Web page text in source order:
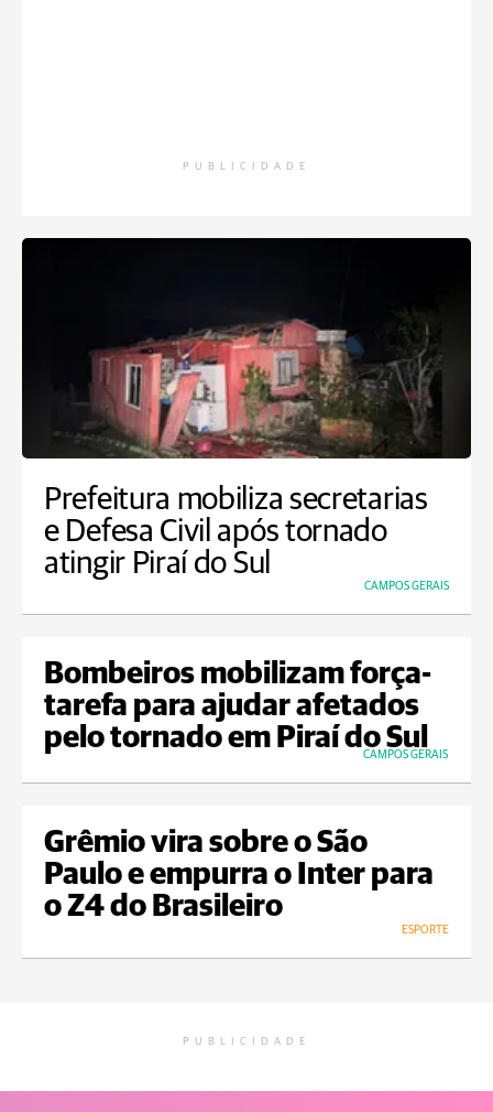
PUBLICIDADE
Prefeitura mobiliza secretarias
e Defesa Civil após tornado
atingir Piraí do Sul
CAMPOS GERAIS
Bombeiros mobilizam força-
tarefa para ajudar afetados
pelo tornado em Piraí do Sul
CAMPOS GERAIS
Grêmio vira sobre o São
Paulo e empurra o Inter para
o Z4 do Brasileiro
ESPORTE
PUBLICIDADE